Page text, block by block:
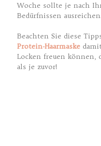
Woche sollte je nach
Bedürfnissen
Beachten Sie diese
Protein-Haarmaske
Locken freuen können,
als je zuvor!